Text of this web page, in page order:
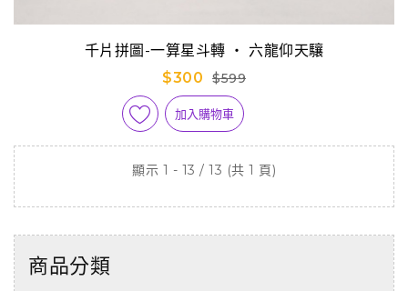
千片拼圖-一算星斗轉 ‧ 六龍仰天驤
$300
$599
加入購物車
顯示 1 - 13 / 13 (共 1 頁)
商品分類